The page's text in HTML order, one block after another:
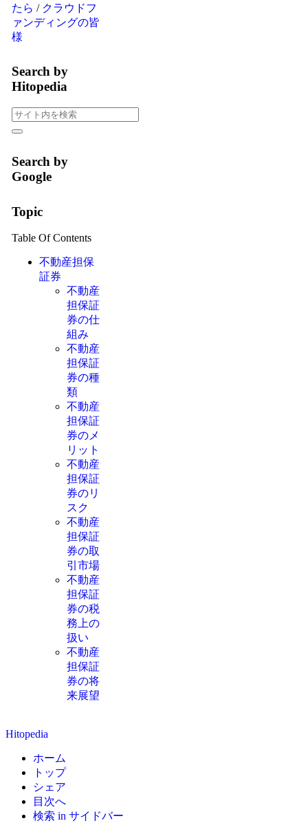
たら / クラウドフ
ァンディングの皆
様
Search by
Hitopedia
Search by
Google
Topic
Table Of Contents
不動産担保
証券
不動産
担保証
券の仕
組み
不動産
担保証
券の種
類
不動産
担保証
券のメ
リット
不動産
担保証
券のリ
スク
不動産
担保証
券の取
引市場
不動産
担保証
券の税
務上の
扱い
不動産
担保証
券の将
来展望
Hitopedia
ホーム
トップ
シェア
目次へ
検索 in サイドバー